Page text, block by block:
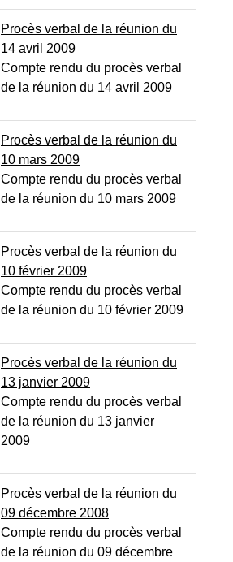
Procès verbal de la réunion du
14 avril 2009
Compte rendu du procès verbal
de la réunion du 14 avril 2009
Procès verbal de la réunion du
10 mars 2009
Compte rendu du procès verbal
de la réunion du 10 mars 2009
Procès verbal de la réunion du
10 février 2009
Compte rendu du procès verbal
de la réunion du 10 février 2009
Procès verbal de la réunion du
13 janvier 2009
Compte rendu du procès verbal
de la réunion du 13 janvier
2009
Procès verbal de la réunion du
09 décembre 2008
Compte rendu du procès verbal
de la réunion du 09 décembre